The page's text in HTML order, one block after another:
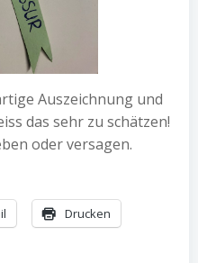
Auszeichnung und
das sehr zu schätzen!
oder versagen.
Drucken